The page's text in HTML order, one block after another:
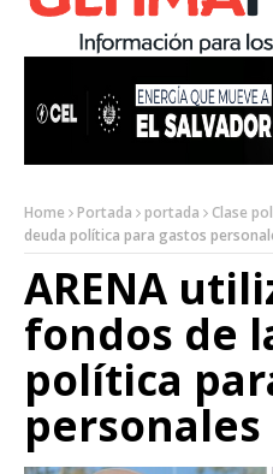
Home Portada portada Clase
deuda política para gastos
ARENA
fondos de
política
personales